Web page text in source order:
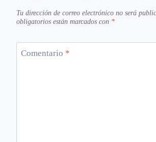
Tu dirección de correo electrónico no será
obligatorios están marcados con *
Comentario *